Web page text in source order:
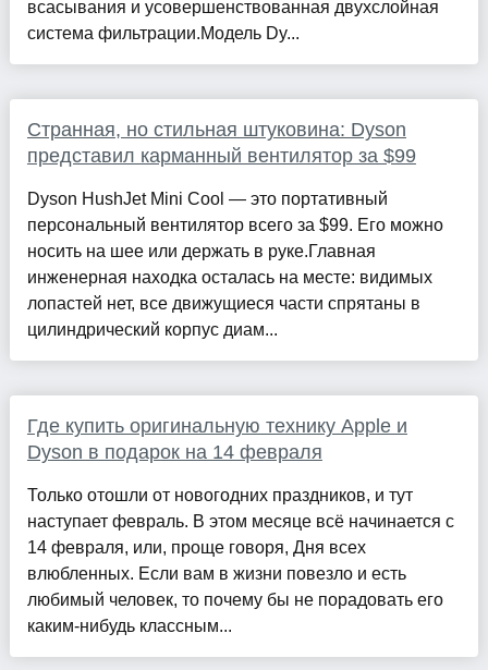
всасывания и усовершенствованная двухслойная
система фильтрации.Модель Dy...
Странная, но стильная штуковина: Dyson
представил карманный вентилятор за $99
Dyson HushJet Mini Cool — это портативный
персональный вентилятор всего за $99. Его можно
носить на шее или держать в руке.Главная
инженерная находка осталась на месте: видимых
лопастей нет, все движущиеся части спрятаны в
цилиндрический корпус диам...
Где купить оригинальную технику Apple и
Dyson в подарок на 14 февраля
Только отошли от новогодних праздников, и тут
наступает февраль. В этом месяце всё начинается с
14 февраля, или, проще говоря, Дня всех
влюбленных. Если вам в жизни повезло и есть
любимый человек, то почему бы не порадовать его
каким-нибудь классным...